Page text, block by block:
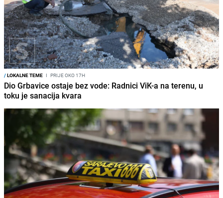
/LOKALNE TEME I PRIJE OKO 17H
Dio Grbavice ostaje bez vode: Radnici ViK-a na terenu, u
toku je sanacija kvara